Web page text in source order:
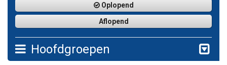
Oplopend
Aflopend
Hoofdgroepen